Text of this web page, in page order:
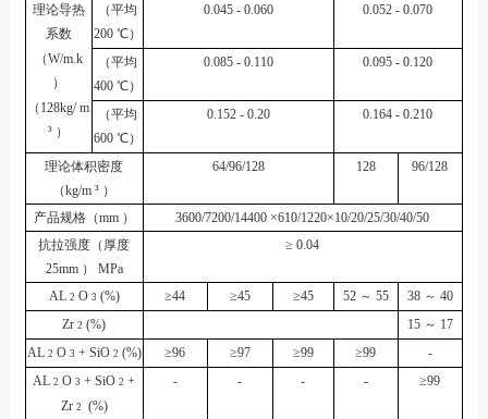
理论导热
系数
（W/m.k
）
（ 128kg/ m
³ ）
（平均
200 ℃）
0.045 - 0.060 0.052 - 0.070
（平均
400 ℃）
0.085 - 0.110 0.095 - 0.120
（平均
600 ℃）
0.152 - 0.20 0.164 - 0.210
理论体积密度
（kg/m ³ ）
64/96/128 128 96/128
产品规格（mm ） 3600/7200/14400 ×610/1220×10/20/25/30/40/50
抗拉强度（厚度
25mm ） MPa
≥ 0.04
AL 2 O 3 (%) ≥44 ≥45 ≥45 52 ～ 55 38 ～ 40
Zr 2 (%) 15 ～ 17
AL 2 O 3 + SiO 2 (%) ≥96 ≥97 ≥99 ≥99
-
AL 2 O 3 + SiO 2 +
Zr 2 (%)
- - - - ≥99